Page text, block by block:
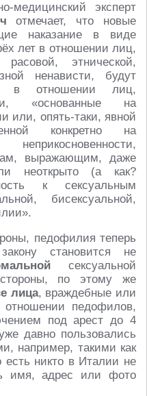
медицинский эксперт
отмечает, что новые
наказание в виде
лет в отношении лиц,
этнической,
ненависти, будут
отношении лиц,
«основанные на
или, опять-таки, явной
конкретно на
выражающим, даже
неоткрыто (а как?
к сексуальным
бисексуальной,
педофилия теперь
становится не
сексуальной
по этому же
лица, враждебные или
педофилов,
под арест до 4
давно пользовались
например, такими как
есть никто в Италии не
имя, адрес или фото